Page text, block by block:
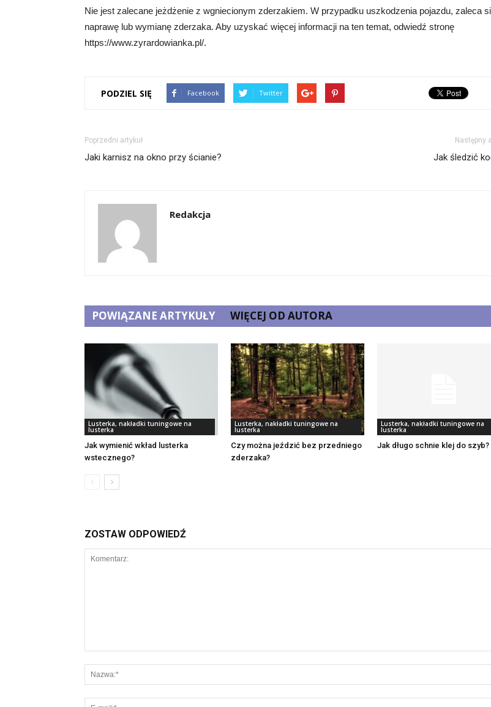
Nie jest zalecane jeżdżenie z wgniecionym zderzakiem. W przypadku uszkodzenia pojazdu, zaleca
naprawę lub wymianę zderzaka. Aby uzyskać więcej informacji na ten temat, odwiedź stronę
https://www.zyrardowianka.pl/.
PODZIEL SIĘ Facebook Twitter
Poprzedni artykuł
Jaki karnisz na okno przy ścianie?
Następny
Jak śledzić
Redakcja
POWIĄZANE ARTYKUŁY WIĘCEJ OD AUTORA
Lusterka, nakładki tuningowe na
lusterka
Jak wymienić wkład lusterka
wstecznego?
Lusterka, nakładki tuningowe na
lusterka
Czy można jeździć bez przedniego
zderzaka?
Lusterka, nakładki tuningowe na
lusterka
Jak długo schnie klej do szyb?
ZOSTAW ODPOWIEDŹ